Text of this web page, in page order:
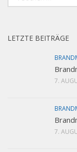
nach:
LETZTE BEITRÄGE
7.
7.